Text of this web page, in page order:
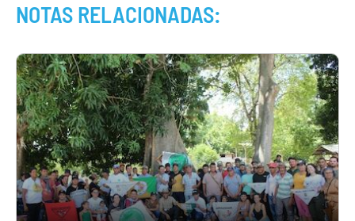
NOTAS RELACIONADAS: